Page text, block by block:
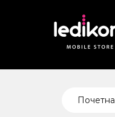
Почетна